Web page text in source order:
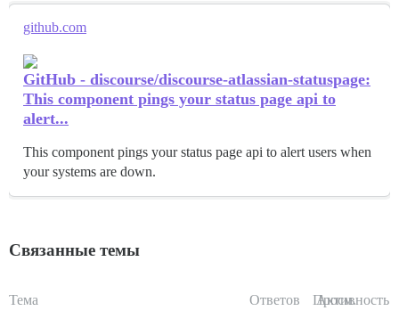
github.com
GitHub - discourse/discourse-atlassian-statuspage:
This component pings your status page api to
alert...
This component pings your status page api to alert users when
your systems are down.
Связанные темы
Тема Ответов Просм.
Активность